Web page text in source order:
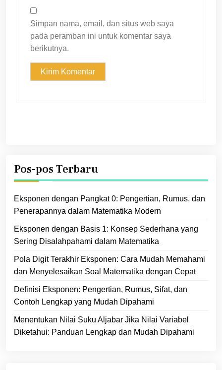
Simpan nama, email, dan situs web saya
pada peramban ini untuk komentar saya
berikutnya.
Pos-pos Terbaru
Eksponen dengan Pangkat 0: Pengertian, Rumus, dan
Penerapannya dalam Matematika Modern
Eksponen dengan Basis 1: Konsep Sederhana yang
Sering Disalahpahami dalam Matematika
Pola Digit Terakhir Eksponen: Cara Mudah Memahami
dan Menyelesaikan Soal Matematika dengan Cepat
Definisi Eksponen: Pengertian, Rumus, Sifat, dan
Contoh Lengkap yang Mudah Dipahami
Menentukan Nilai Suku Aljabar Jika Nilai Variabel
Diketahui: Panduan Lengkap dan Mudah Dipahami